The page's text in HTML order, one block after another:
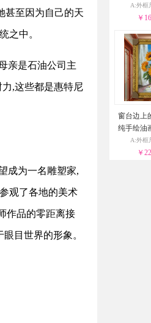
甚至因为自己的天
之中。
亲是石油公司主
,这些都是惠特尼
成为一名雕塑家,
观了各地的美术
作品的零距离接
目世界的形象。
A:外框
￥
窗台边上
纯手绘油
实木外框
A:外框
￥